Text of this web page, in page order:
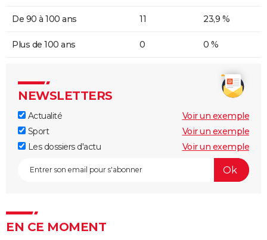
De 90 à 100 ans 11 23,9 %
Plus de 100 ans 0 0 %
NEWSLETTERS
Actualité
Voir un exemple
Sport
Voir un exemple
Les dossiers d'actu
Voir un exemple
EN CE MOMENT